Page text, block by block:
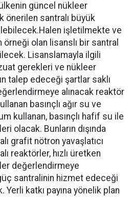
güncel nükleer
önerilen santralı büyük
işletilmekte ve
örneği olan lisanslı bir santral
Lisanslamayla ilgili
gerekleri ve nükleer
talep edeceği şartlar saklı
alınacak reaktör
basınçlı ağır su ve
kullanan, basınçlı hafif su ile
olacak. Bunların dışında
grafit nötron yavaşlatıcı
reaktörler, hızlı üretken
değerlendirmeye
santralinin hizmet edeceği
Yerli katkı payına yönelik plan